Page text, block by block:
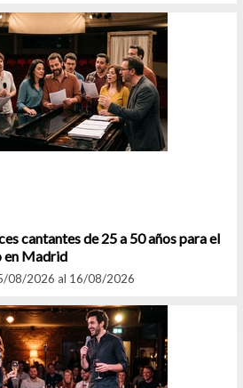
cantantes de 25 a 50 años para el
en Madrid
08/2026 al 16/08/2026